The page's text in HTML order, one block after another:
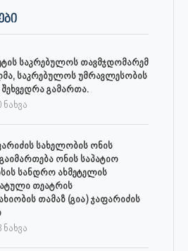
საკრებულოს თავმჯდომარემ
საკრებულოს უმრავლესობის
გამართა.
ნახვა
სახელობის ონის
ონის საპატიო
სანდრო ახმეტელის
თეატრის
თამაზ (გია) ჯაფარიძის
ნახვა